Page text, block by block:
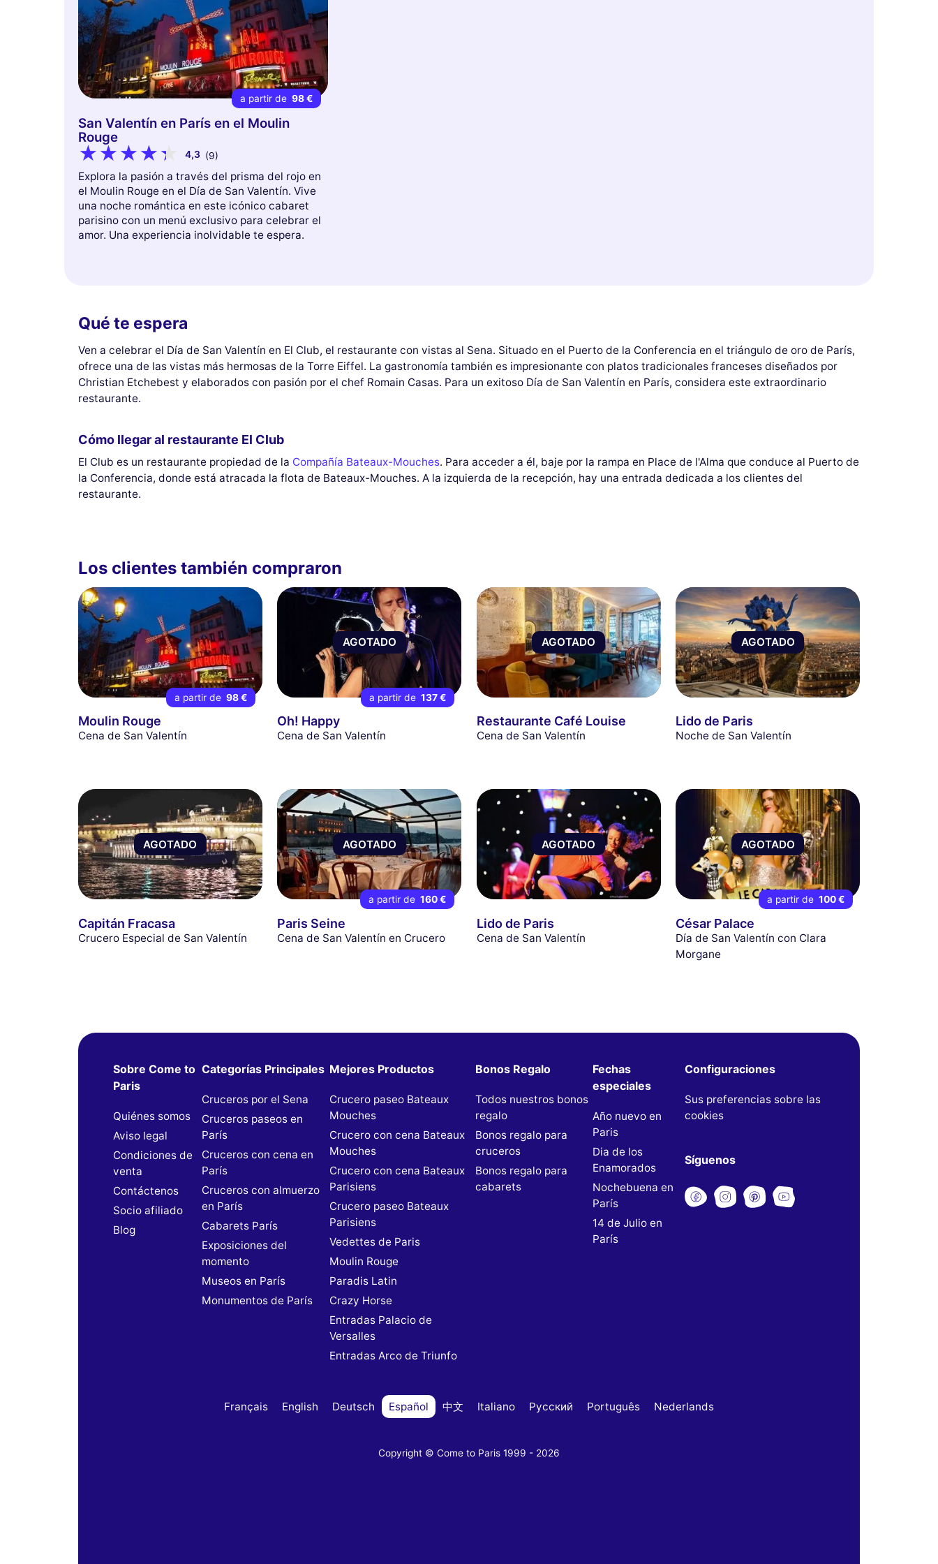
a partir de 98 €
San Valentín en París en el Moulin
Rouge
4,3 (9)
Explora la pasión a través del prisma del rojo en
el Moulin Rouge en el Día de San Valentín. Vive
una noche romántica en este icónico cabaret
parisino con un menú exclusivo para celebrar el
amor. Una experiencia inolvidable te espera.
Qué te espera
Ven a celebrar el Día de San Valentín en El Club, el restaurante con vistas al Sena. Situado en el Puerto de la Conferencia en el triángulo de oro de París,
ofrece una de las vistas más hermosas de la Torre Eiffel. La gastronomía también es impresionante con platos tradicionales franceses diseñados por
Christian Etchebest y elaborados con pasión por el chef Romain Casas. Para un exitoso Día de San Valentín en París, considera este extraordinario
restaurante.
Cómo llegar al restaurante El Club
El Club es un restaurante propiedad de la Compañía Bateaux-Mouches. Para acceder a él, baje por la rampa en Place de l'Alma que conduce al Puerto de
la Conferencia, donde está atracada la flota de Bateaux-Mouches. A la izquierda de la recepción, hay una entrada dedicada a los clientes del
restaurante.
Los clientes también compraron
a partir de 98 €
Moulin Rouge
Cena de San Valentín
AGOTADO
a partir de 137 €
Oh! Happy
Cena de San Valentín
AGOTADO
Restaurante Café Louise
Cena de San Valentín
AGOTADO
Lido de Paris
Noche de San Valentín
AGOTADO
Capitán Fracasa
Crucero Especial de San Valentín
AGOTADO
a partir de 160 €
Paris Seine
Cena de San Valentín en Crucero
AGOTADO
Lido de Paris
Cena de San Valentín
AGOTADO
a partir de 100 €
César Palace
Día de San Valentín con Clara
Morgane
Sobre Come to
Paris
Quiénes somos
Aviso legal
Condiciones de
venta
Contáctenos
Socio afiliado
Blog
Categorías Principales
Cruceros por el Sena
Cruceros paseos en
París
Cruceros con cena en
París
Cruceros con almuerzo
en París
Cabarets París
Exposiciones del
momento
Museos en París
Monumentos de París
Mejores Productos
Crucero paseo Bateaux
Mouches
Crucero con cena Bateaux
Mouches
Crucero con cena Bateaux
Parisiens
Crucero paseo Bateaux
Parisiens
Vedettes de Paris
Moulin Rouge
Paradis Latin
Crazy Horse
Entradas Palacio de
Versalles
Entradas Arco de Triunfo
Bonos Regalo
Todos nuestros bonos
regalo
Bonos regalo para
cruceros
Bonos regalo para
cabarets
Fechas
especiales
Año nuevo en
Paris
Dia de los
Enamorados
Nochebuena en
París
14 de Julio en
París
Configuraciones
Sus preferencias sobre las
cookies
Síguenos
Français English Deutsch Español 中文 Italiano Русский Português Nederlands
Copyright © Come to Paris 1999 - 2026